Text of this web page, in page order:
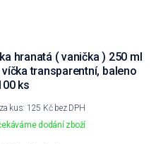
hranatá ( vanička ) 250 ml
víčka transparentní, baleno
ks
kus: 125 Kč bez DPH
dodání zboží